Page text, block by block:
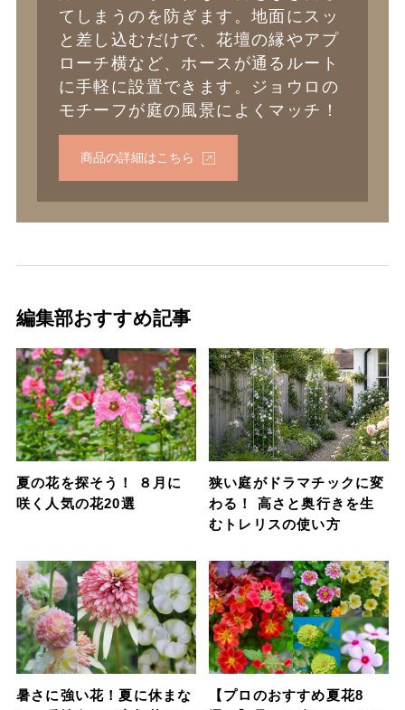
てしまうのを防ぎます。地面にスッ
と差し込むだけで、花壇の縁やアプ
ローチ横など、ホースが通るルート
に手軽に設置できます。ジョウロの
モチーフが庭の風景によくマッチ！
商品の詳細はこちら
編集部おすすめ記事
夏の花を探そう！ ８月に
咲く人気の花20選
狭い庭がドラマチックに変
わる！ 高さと奥行きを生
むトレリスの使い方
暑さに強い花！夏に休まな
【プロのおすすめ夏花8